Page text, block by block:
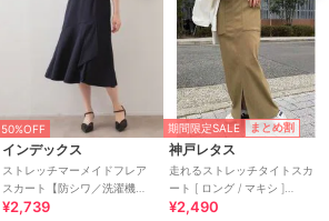
50%OFF
インデックス
ストレッチマーメイドフレア
スカート【防シワ／洗濯機
OK】
¥2,739
期間限定SALE まとめ割
神戸レタス
走れるストレッチタイトスカ
ート [ ロング / マキシ ]
[M2394]
¥2,490